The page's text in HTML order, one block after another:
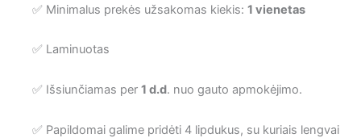
✅ Minimalus prekės užsakomas kiekis: 1 vienetas
✅ Laminuotas
✅ Išsiunčiamas per 1 d.d. nuo gauto apmokėjimo.
✅ Papildomai galime pridėti 4 lipdukus, su kuriais lengvai